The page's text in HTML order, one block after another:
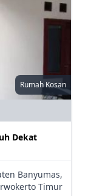
Rumah Kosan
Dekat
Banyumas,
Timur